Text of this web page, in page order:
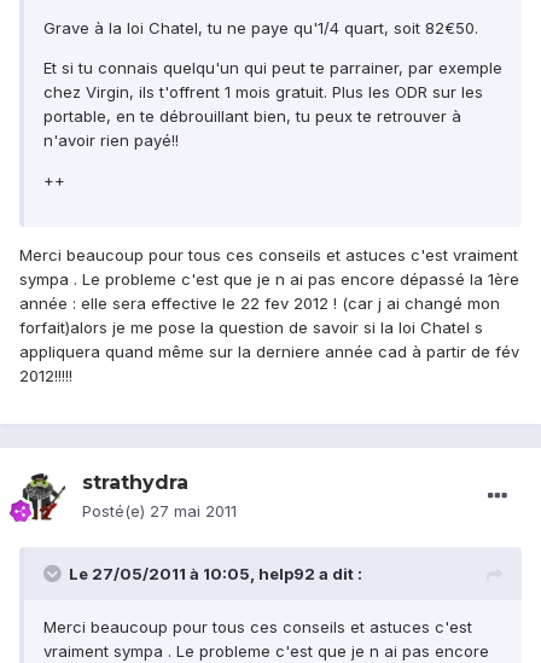
Grave à la loi Chatel, tu ne paye qu'1/4 quart, soit 82€50.
Et si tu connais quelqu'un qui peut te parrainer, par exemple
chez Virgin, ils t'offrent 1 mois gratuit. Plus les ODR sur les
portable, en te débrouillant bien, tu peux te retrouver à
n'avoir rien payé!!
++
Merci beaucoup pour tous ces conseils et astuces c'est vraiment
sympa . Le probleme c'est que je n ai pas encore dépassé la 1ère
année : elle sera effective le 22 fev 2012 ! (car j ai changé mon
forfait)alors je me pose la question de savoir si la loi Chatel s
appliquera quand même sur la derniere année cad à partir de fév
2012!!!!!
strathydra
Posté(e) 27 mai 2011
Le 27/05/2011 à 10:05, help92 a dit :
Merci beaucoup pour tous ces conseils et astuces c'est
vraiment sympa . Le probleme c'est que je n ai pas encore